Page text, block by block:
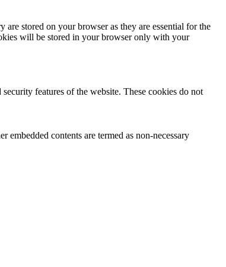
stored on your browser as they are essential for the
will be stored in your browser only with your
features of the website. These cookies do not
contents are termed as non-necessary